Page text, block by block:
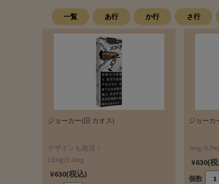
一覧 あ行 か行 さ行
ジョーカー(旧 カオス)
デザインも復活！
13mg/1.2mg
¥630(税込)
ジョーカ
7mg/
¥630(
個数